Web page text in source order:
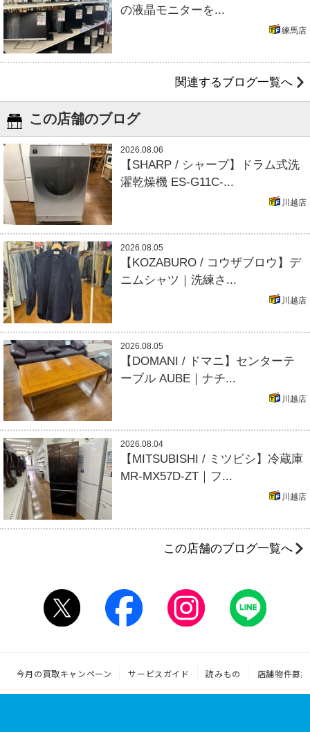
の液晶モニターを...
練馬店
関連するブログ一覧へ
この店舗のブログ
2026.08.06
【SHARP / シャープ】ドラム式洗
濯乾燥機 ES-G11C-...
川越店
2026.08.05
【KOZABURO / コウザブロウ】デ
ニムシャツ｜洗練さ...
川越店
2026.08.05
【DOMANI / ドマニ】センターテ
ーブル AUBE｜ナチ...
川越店
2026.08.04
【MITSUBISHI / ミツビシ】冷蔵庫
MR-MX57D-ZT｜フ...
川越店
この店舗のブログ一覧へ
今月の買取キャンペーン サービスガイド 読みもの 店舗物件募集